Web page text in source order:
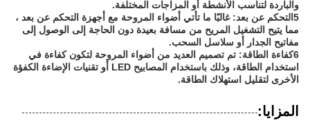
والباردة لتناسب الأنشطة أو المزاجات المختلفة.
5التحكم عن بعد: غالبًا ما تأتي أضواء المروحة مع أجهزة التحكم عن بعد ،
مما يتيح التشغيل المريح من مسافة بعيدة دون الحاجة إلى الوصول إلى
مفاتيح الجدار أو سلاسل السحب.
6كفاءة الطاقة: تم تصميم العديد من أضواء المروحة لتكون كفاءة في
استخدام الطاقة، وذلك باستخدام المصابيح LED أو تقنيات الإضاءة الكفؤة
الأخرى لتقليل استهلاك الطاقة.
المزايا: